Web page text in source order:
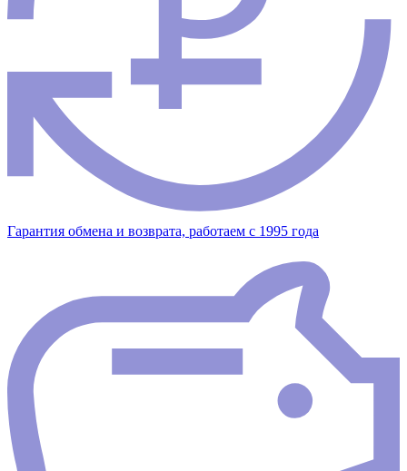
Гарантия обмена и возврата, работаем с 1995 года